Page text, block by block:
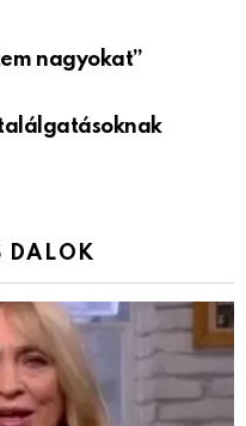
nagyokat”
DALOK